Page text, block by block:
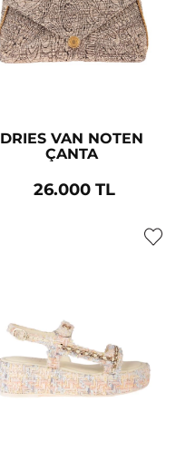
DRIES VAN NOTEN
ÇANTA
26.000 TL